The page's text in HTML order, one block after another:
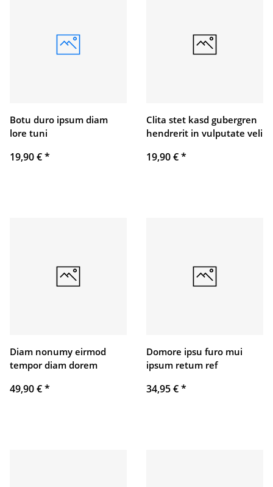
Botu duro ipsum diam
lore tuni
19,90 €*
Clita stet kasd gubergren
hendrerit in vulputate veli
19,90 €*
Diam nonumy eirmod
tempor diam dorem
49,90 €*
Domore ipsu furo mui
ipsum retum ref
34,95 €*